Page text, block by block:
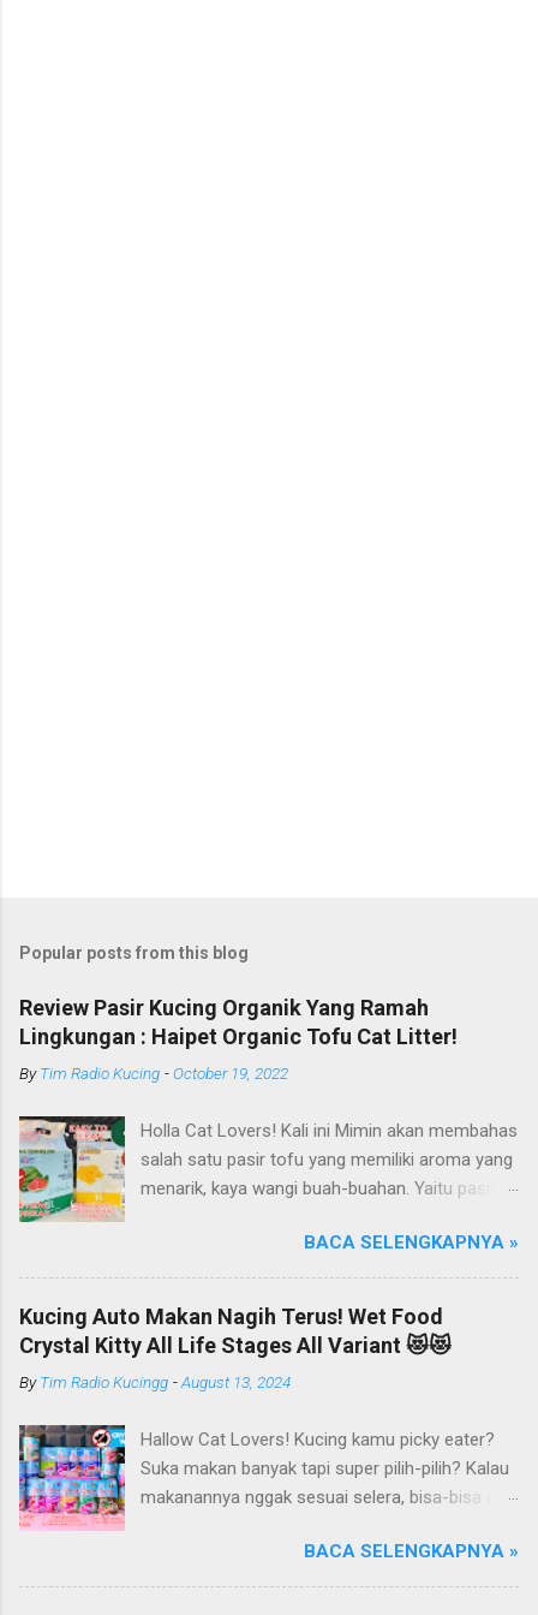
Popular posts from this blog
Review Pasir Kucing Organik Yang Ramah
Lingkungan : Haipet Organic Tofu Cat Litter!
ByTim Radio Kucing -October 19, 2022
Holla Cat Lovers! Kali ini Mimin akan membahas
salah satu pasir tofu yang memiliki aroma yang
menarik, kaya wangi buah-buahan. Yaitu pasir
Haipet merupakan salah satu merk produk
kucing yang diproduksi oleh PT. Arthacat Tirta
Surya, Indonesia. Perusahaan ini bergerak di
bidang produk perlengkapan kucing, seperti Cat
Tree Furniture, Cat Accessories, Cat Food, Cat
Litter, Cat Sandbox/Cat Litter, dan lain-lain.
dahulu dari PT. Arthacat Tirta Surya ini, ada
Arthacat Cat Litter, Sandbox/Cat Litter, Cat
Tree, Snack, Pet Bowl, Stratcher, dan masih
ternyata ga cuman jadi merk pasir tofu dari PT
Arthacat Tirta Surya, tapi merk Haipet juga ada
BACA SELENGKAPNYA »
Kucing Auto Makan Nagih Terus! Wet Food
Crystal Kitty All Life Stages All Variant 😻😻
ByTim Radio Kucingg -August 13, 2024
Hallow Cat Lovers! Kucing kamu picky eater?
Suka makan banyak tapi super pilih-pilih? Kalau
makanannya nggak sesuai selera, bisa-bisa dia
makanannya. Pokoknya si Kucing bakal selektif
banget deh kalau soal makanan deh! Duh, agak
BACA SELENGKAPNYA »